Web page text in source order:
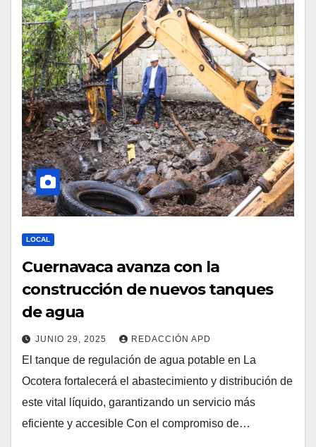
LOCAL
Cuernavaca avanza con la
construcción de nuevos tanques
de agua
JUNIO 29, 2025 REDACCIÓN APD
El tanque de regulación de agua potable en La
Ocotera fortalecerá el abastecimiento y distribución de
este vital líquido, garantizando un servicio más
eficiente y accesible Con el compromiso de…